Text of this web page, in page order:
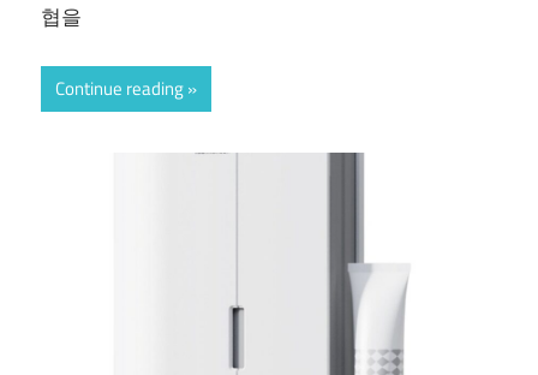
협을
Continue reading